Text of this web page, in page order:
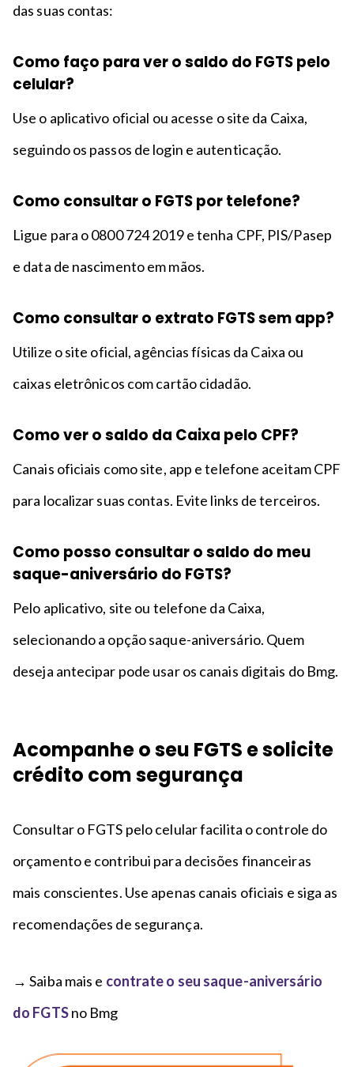
das suas contas:
Como faço para ver o saldo do FGTS pelo
celular?
Use o aplicativo oficial ou acesse o site da Caixa,
seguindo os passos de login e autenticação.
Como consultar o FGTS por telefone?
Ligue para o 0800 724 2019 e tenha CPF, PIS/Pasep
e data de nascimento em mãos.
Como consultar o extrato FGTS sem app?
Utilize o site oficial, agências físicas da Caixa ou
caixas eletrônicos com cartão cidadão.
Como ver o saldo da Caixa pelo CPF?
Canais oficiais como site, app e telefone aceitam CPF
para localizar suas contas. Evite links de terceiros.
Como posso consultar o saldo do meu
saque-aniversário do FGTS?
Pelo aplicativo, site ou telefone da Caixa,
selecionando a opção saque-aniversário. Quem
deseja antecipar pode usar os canais digitais do Bmg.
Acompanhe o seu FGTS e solicite
crédito com segurança
Consultar o FGTS pelo celular facilita o controle do
orçamento e contribui para decisões financeiras
mais conscientes. Use apenas canais oficiais e siga as
recomendações de segurança.
→ Saiba mais e contrate o seu saque-aniversário
do FGTSno Bmg